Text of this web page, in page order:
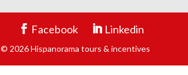
Facebook Linkedin
© 2026 Hispanorama tours & incentives